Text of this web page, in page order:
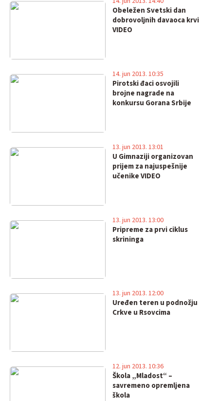
Obeležen Svetski dan
dobrovoljnih davaoca krvi
VIDEO
Pirotski đaci osvojili
brojne nagrade na
konkursu Gorana Srbije
14. jun 2013. 10:35
U Gimnaziji organizovan
prijem za najuspešnije
učenike VIDEO
13. jun 2013. 13:01
Pripreme za prvi ciklus
skrininga
13. jun 2013. 13:00
Uređen teren u podnožju
Crkve u Rsovcima
13. jun 2013. 12:00
Škola „Mladost“ –
savremeno opremljena
škola
12. jun 2013. 10:36